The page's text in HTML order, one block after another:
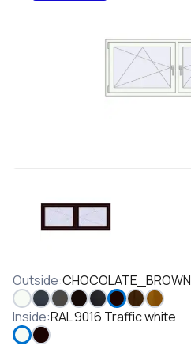
Outside:CHOCOLATE_BROWN
Inside:RAL 9016 Traffic white